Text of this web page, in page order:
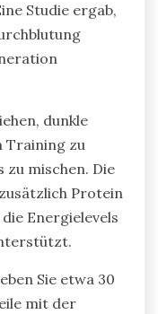
Studie ergab,
dunkle
Training zu
zu mischen. Die
Protein
Energielevels
Sie etwa 30
mit der